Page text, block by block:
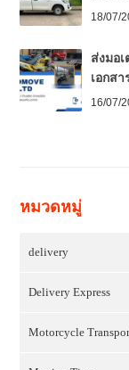
18/07/
ส่งมอ
เอกส
16/07/
หมวดหมู่
delivery
Delivery Express
Motorcycle